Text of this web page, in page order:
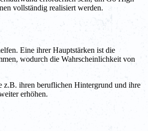
vollständig realisiert werden.
Eine ihrer Hauptstärken ist die
wodurch die Wahrscheinlichkeit von
z.B. ihren beruflichen Hintergrund und ihre
erhöhen.